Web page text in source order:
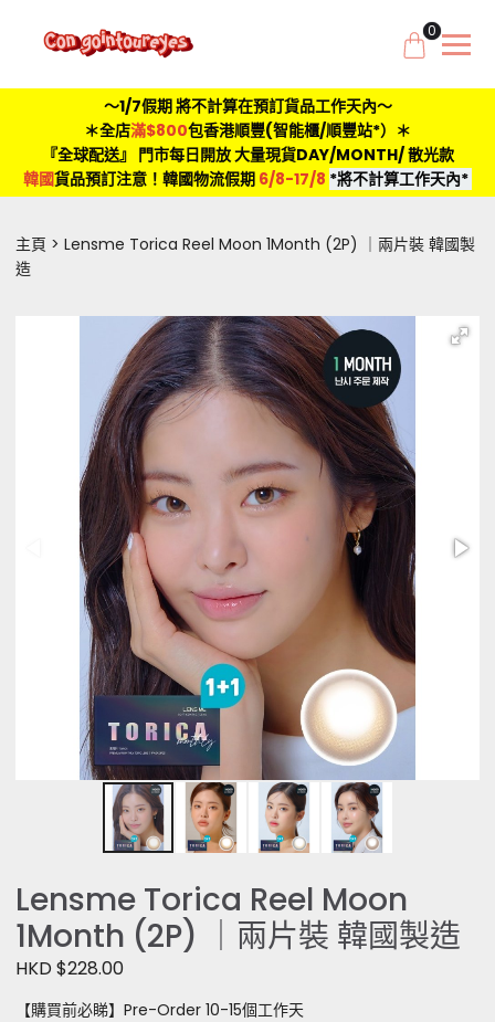
0
～1/7假期 將不計算在預訂貨品工作天內～
＊全店滿$800包香港順豐(智能櫃/順豐站*）＊
『全球配送』 門市每日開放 大量現貨DAY/MONTH/ 散光款
韓國貨品預訂注意！韓國物流假期 6/8-17/8 *將不計算工作天內*
主頁
Lensme Torica Reel Moon 1Month (2P) ｜兩片裝 韓國製
造
Lensme Torica Reel Moon
1Month (2P) ｜兩片裝 韓國製造
HKD $228.00
【購買前必睇】Pre-Order 10-15個工作天